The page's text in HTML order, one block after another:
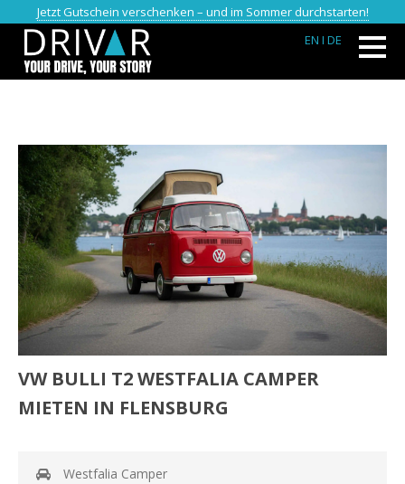
Jetzt Gutschein verschenken – und im Sommer durchstarten!
EN I DE
VW BULLI T2 WESTFALIA CAMPER
MIETEN IN FLENSBURG
Westfalia Camper